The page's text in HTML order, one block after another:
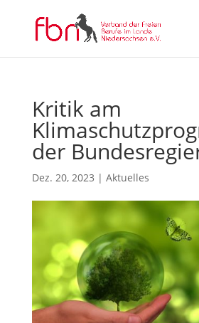
Kritik am
der
Dez. 20, 2023 | Aktuelles